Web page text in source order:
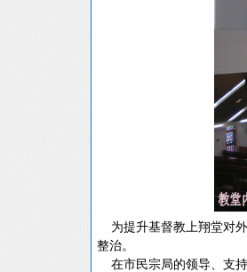
为提升基督教上翔堂对
整治。
在市民宗局的领导、支